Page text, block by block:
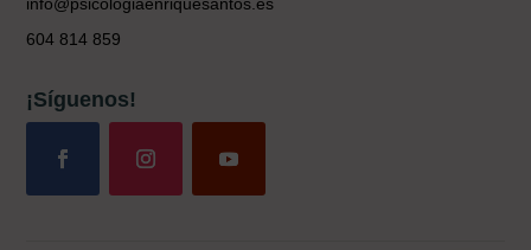
604 814 859
¡Síguenos!